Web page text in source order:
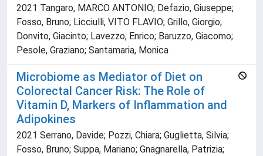
2021 Tangaro, MARCO ANTONIO; Defazio, Giuseppe;
Fosso, Bruno; Licciulli, VITO FLAVIO; Grillo, Giorgio;
Donvito, Giacinto; Lavezzo, Enrico; Baruzzo, Giacomo;
Pesole, Graziano; Santamaria, Monica
Microbiome as Mediator of Diet on
Colorectal Cancer Risk: The Role of
Vitamin D, Markers of Inflammation and
Adipokines
2021 Serrano, Davide; Pozzi, Chiara; Guglietta, Silvia;
Fosso, Bruno; Suppa, Mariano; Gnagnarella, Patrizia;